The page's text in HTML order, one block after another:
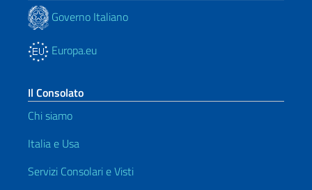
Governo Italiano
Europa.eu
Il Consolato
Chi siamo
Italia e Usa
Servizi Consolari e Visti